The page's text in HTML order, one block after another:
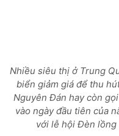
Nhiều siêu thị ở Trung
biển giảm giá để thu
Nguyên Đán hay còn
vào ngày đầu tiên của
với lễ hội Đèn lồng